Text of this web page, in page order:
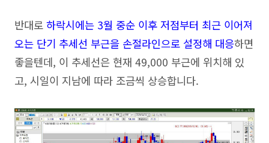
반대로 하락시에는 3월 중순 이후 저점부터 최근 이어져
오는 단기 추세선 부근을 손절라인으로 설정해 대응하면
좋을텐데, 이 추세선은 현재 49,000 부근에 위치해 있
고, 시일이 지남에 따라 조금씩 상승합니다.